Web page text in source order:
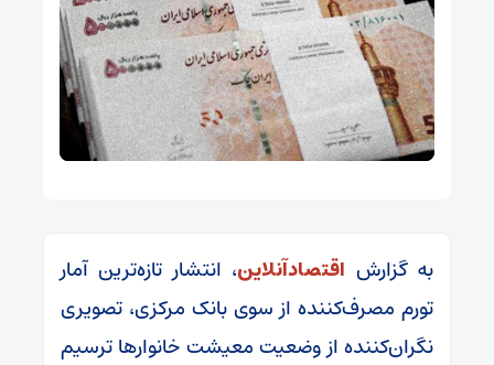
به گزارش اقتصادآنلاین، انتشار تازه‌ترین آمار
تورم مصرف‌کننده از سوی بانک مرکزی، تصویری
نگران‌کننده از وضعیت معیشت خانوار‌ها ترسیم